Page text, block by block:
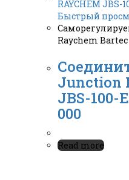
Быстрый
Raychem
Junction
JBS-100-
000
Read more